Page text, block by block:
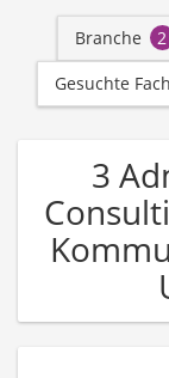
Branche 2
Gesuchte
3